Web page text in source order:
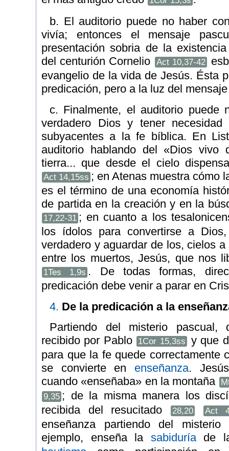
b. El auditorio puede no haber
vivía; entonces el mensaje
presentación sobria de la
del centurión Cornelio
Act 10,37-42
evangelio de la vida de Jesús. Ésta
predicación, pero a la luz del
c. Finalmente, el auditorio puede
verdadero Dios y tener
subyacentes a la fe bíblica. En
auditorio hablando del «Dios
tierra... que desde el cielo
Act 14,15ss ; en Atenas muestra cómo
es el término de una economía
de partida en la creación y en la
17,22-31 ; en cuanto a los
los ídolos para convertirse a
verdadero y aguardar de los, cielos
entre los muertos, Jesús, que nos
1Tes 1,9s . De todas formas,
predicación debe venir a parar en
4. De la predicación a la
Partiendo del misterio pascual,
recibido por Pablo
1Cor 15,3ss
y que
para que la fe quede correctamente
se convierte en enseñanza.
cuando «enseñaba» en la montaña
9,35 ; de la misma manera los
recibida del resucitado
28,20 Act
enseñanza partiendo del
ejemplo, enseña la sabiduríade